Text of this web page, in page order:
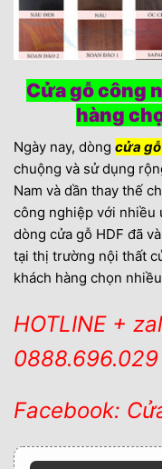
Cửa gỗ công
hàng
Ngày nay, dòng cửa
chuộng và sử dụng
Nam và dần thay thế
công nghiệp với nhiều
dòng cửa gỗ HDF đã
tại thị trường nội thất
khách hàng chọn
HOTLINE +
Facebook: